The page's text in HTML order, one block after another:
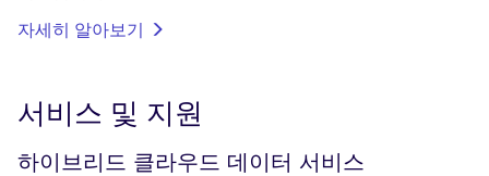
자세히 알아보기
서비스 및 지원
하이브리드 클라우드 데이터 서비스